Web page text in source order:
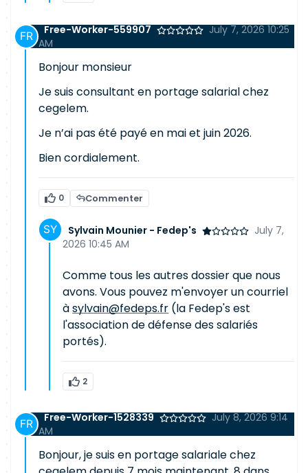
Free-Worker-559907
July 7, 2026 10:25
AM
Bonjour monsieur
Je suis consultant en portage salarial chez
cegelem.
Je n’ai pas été payé en mai et juin 2026.
Bien cordialement.
0 Commenter
Sylvain Mounier - Fedep's
July 7,
2026 10:45 AM
Comme tous les autres dossier que nous
avons. Vous pouvez m'envoyer un courriel
àsylvain@fedeps.fr (la Fedep's est
l'association de défense des salariés
portés).
2
Free-Worker-1528339
July 8, 2026 9:14
AM
Bonjour, je suis en portage salariale chez